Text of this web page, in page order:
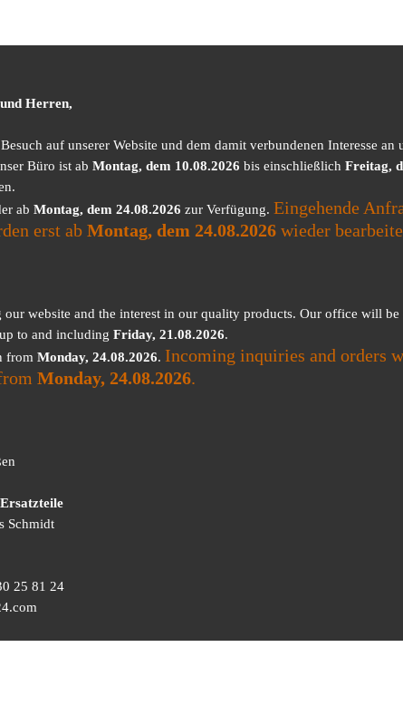
Herren,
auf unserer Website und dem damit verbundenen Interesse an
Büro ist ab Montag, dem 10.08.2026 bis einschließlich Freitag,
ab Montag, dem 24.08.2026 zur Verfügung. Eingehende
erst ab Montag, dem 24.08.2026 wieder
website and the interest in our quality products. Our office will be
up to and including Friday, 21.08.2026.
from Monday, 24.08.2026. Incoming inquiries and orders
Monday, 24.08.2026.
Schmidt
25 81 24